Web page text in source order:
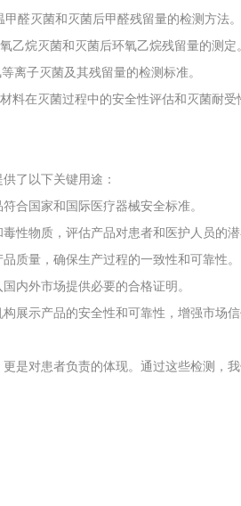
醛灭菌和灭菌后甲醛残留量的检测方法。
乙烷灭菌和灭菌后环氧乙烷残留量的测定。
离子灭菌及其残留量的检测标准。
料在灭菌过程中的安全性评估和灭菌耐受
了以下关键用途：
合国家和国际医疗器械安全标准。
性物质，评估产品对患者和医护人员的潜
质量，确保生产过程的一致性和可靠性。
内外市场提供必要的合格证明。
展示产品的安全性和可靠性，增强市场信
是对患者负责的体现。通过这些检测，